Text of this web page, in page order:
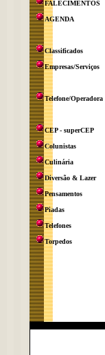
FALECIMENTOS
AGENDA
Classificados
Empresas/Serviços
Telefone/Operadora
CEP - superCEP
Colunistas
Culinária
Diversão & Lazer
Pensamentos
Piadas
Telefones
Torpedos